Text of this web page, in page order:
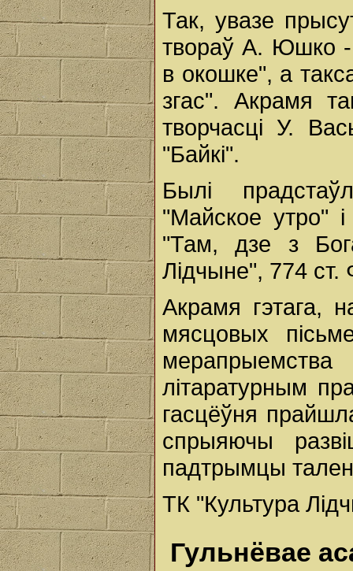
Так, увазе
твораў А. Юшко -
в окошке", а
згас". Акрамя
творчасці У.
"Байкі".
Былі
"Майское утро"
"Там, дзе з
Лідчыне", 774 ст.
Акрамя гэтага,
мясцовых
літаратурным
гасцёўня
спрыяючы
падтрымцы
ТК "Культура
Гульнёвае